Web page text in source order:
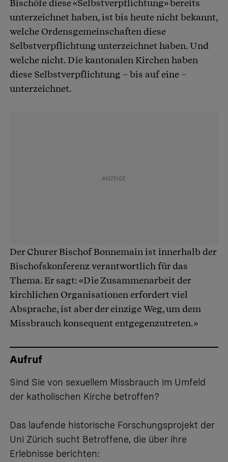
Bischöfe diese «Selbstverpflichtung» bereits
unterzeichnet haben, ist bis heute nicht bekannt,
welche Ordensgemeinschaften diese
Selbstverpflichtung unterzeichnet haben. Und
welche nicht. Die kantonalen Kirchen haben
diese Selbstverpflichtung – bis auf eine –
unterzeichnet.
Der Churer Bischof Bonnemain ist innerhalb der
Bischofskonferenz verantwortlich für das
Thema. Er sagt: «Die Zusammenarbeit der
kirchlichen Organisationen erfordert viel
Absprache, ist aber der einzige Weg, um dem
Missbrauch konsequent entgegenzutreten.»
Aufruf
Sind Sie von sexuellem Missbrauch im Umfeld
der katholischen Kirche betroffen?
Das laufende historische Forschungsprojekt der
Uni Zürich sucht Betroffene, die über ihre
Erlebnisse berichten: